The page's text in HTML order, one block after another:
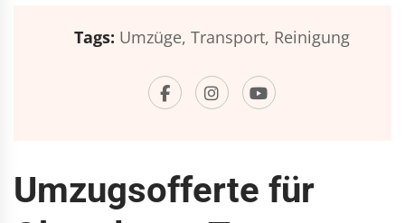
Tags: Umzüge, Transport, Reinigung
Umzugsofferte für